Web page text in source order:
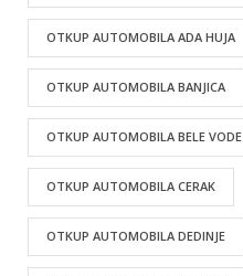
OTKUP AUTOMOBILA ADA HUJA
OTKUP AUTOMOBILA BANJICA
OTKUP AUTOMOBILA BELE VODE
OTKUP AUTOMOBILA CERAK
OTKUP AUTOMOBILA DEDINJE